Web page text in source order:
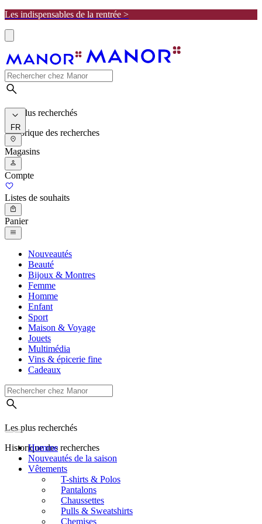
Les indispensables de la rentrée >
Les plus recherchés
Historique des recherches
FR
Magasins
Compte
Listes de souhaits
Panier
Nouveautés
Beauté
Bijoux & Montres
Femme
Homme
Enfant
Sport
Maison & Voyage
Jouets
Multimédia
Vins & épicerie fine
Cadeaux
Les plus recherchés
Historique des recherches
Homme
Nouveautés de la saison
Vêtements
T-shirts & Polos
Pantalons
Chaussettes
Pulls & Sweatshirts
Chemises